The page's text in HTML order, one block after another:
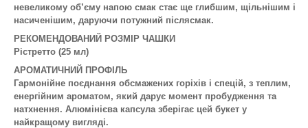
невеликому об’єму напою смак стає ще глибшим, щільнішим і
насиченішим, даруючи потужний післясмак.
РЕКОМЕНДОВАНИЙ РОЗМІР ЧАШКИ
Рістретто (25 мл)
АРОМАТИЧНИЙ ПРОФІЛЬ
Гармонійне поєднання обсмажених горіхів і спецій, з теплим,
енергійним ароматом, який дарує момент пробудження та
натхнення. Алюмінієва капсула зберігає цей букет у
найкращому вигляді.